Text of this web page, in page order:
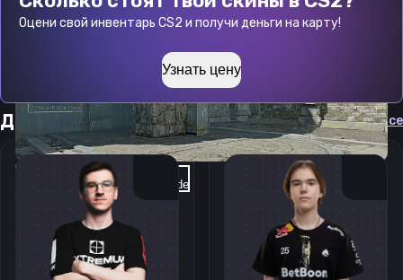
Previous slide Next slide
Оцени свой инвентарь CS2 и получи деньги на карту!
Узнать цену
Другие прицелы Cмотреть все